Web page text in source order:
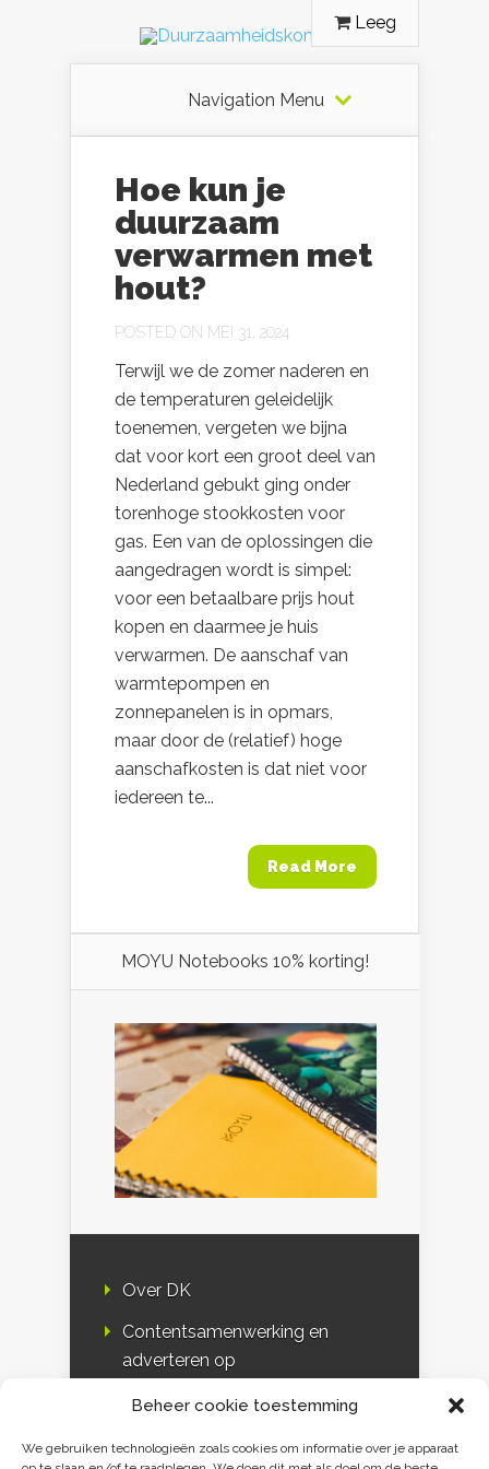
Beheer cookie toestemming
We gebruiken technologieën zoals cookies om informatie over je apparaat
Leeg
Navigation Menu
Hoe kun je
duurzaam
verwarmen met
hout?
POSTED ON MEI 31, 2024
Terwijl we de zomer naderen en
de temperaturen geleidelijk
toenemen, vergeten we bijna
dat voor kort een groot deel van
Nederland gebukt ging onder
torenhoge stookkosten voor
gas. Een van de oplossingen die
aangedragen wordt is simpel:
voor een betaalbare prijs hout
kopen en daarmee je huis
verwarmen. De aanschaf van
warmtepompen en
zonnepanelen is in opmars,
maar door de (relatief) hoge
aanschafkosten is dat niet voor
iedereen te...
Read More
MOYU Notebooks 10% korting!
Over DK
Contentsamenwerking en
adverteren op